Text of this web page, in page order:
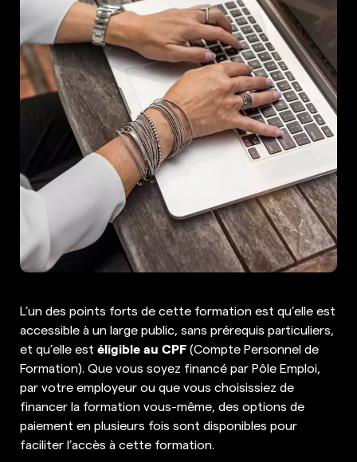
L’un des points forts de cette formation est qu’elle est
accessible à un large public, sans prérequis particuliers,
et qu’elle est éligible au CPF (Compte Personnel de
Formation). Que vous soyez financé par Pôle Emploi,
par votre employeur ou que vous choisissiez de
financer la formation vous-même, des options de
paiement en plusieurs fois sont disponibles pour
faciliter l’accès à cette formation.